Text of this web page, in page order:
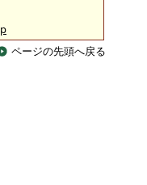
ページの先頭へ戻る